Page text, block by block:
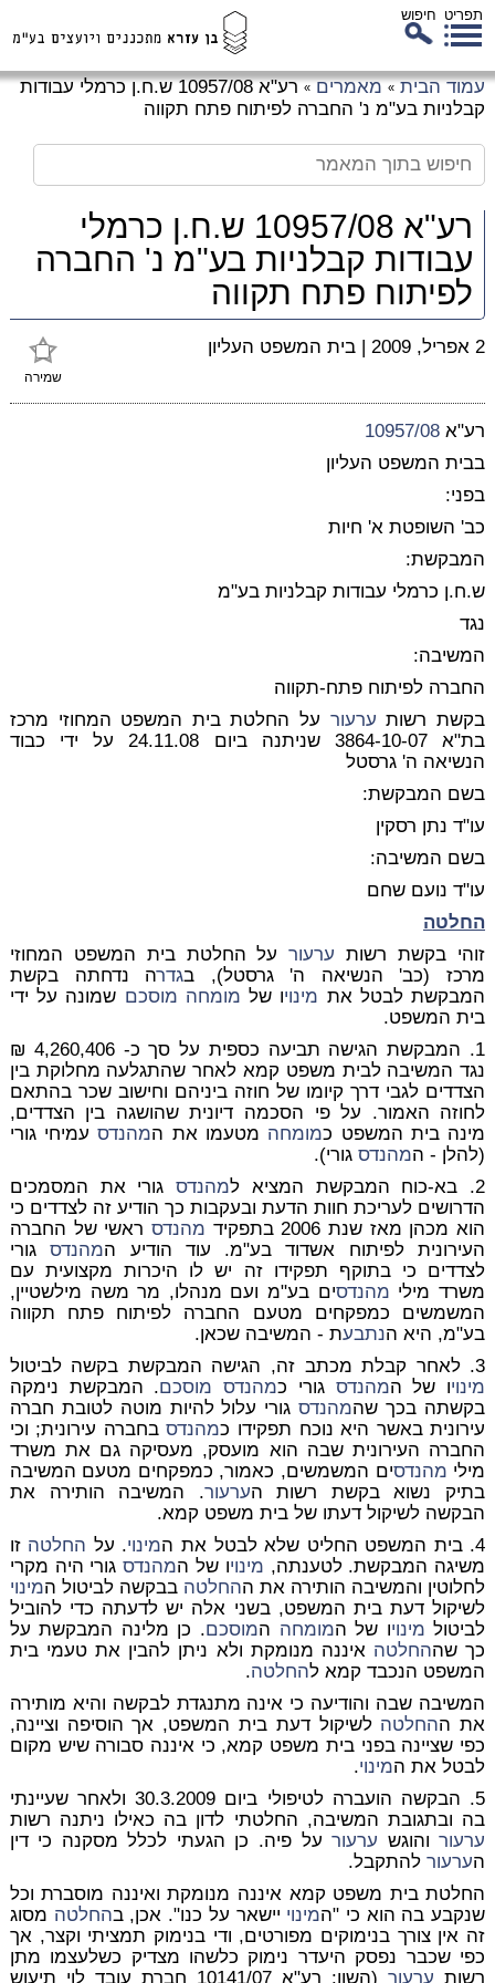
תפריט חיפוש
עמוד הבית » מאמרים »
רע"א 10957/08 ש.ח.ן כרמלי עבודות
קבלניות בע"מ נ' החברה לפיתוח פתח תקווה
רע"א 10957/08 ש.ח.ן כרמלי
עבודות קבלניות בע"מ נ' החברה
לפיתוח פתח תקווה
שמירה
2 אפריל, 2009 | בית המשפט העליון
רע"א 10957/08
בבית המשפט העליון
בפני:
כב' השופטת א' חיות
המבקשת:
ש.ח.ן כרמלי עבודות קבלניות בע"מ
נגד
המשיבה:
החברה לפיתוח פתח-תקווה
בקשת רשות ערעור על החלטת בית המשפט המחוזי מרכז
בת"א 3864-10-07 שניתנה ביום 24.11.08 על ידי כבוד
הנשיאה ה' גרסטל
בשם המבקשת:
עו"ד נתן רסקין
בשם המשיבה:
עו"ד נועם שחם
החלטה
זוהי בקשת רשות ערעורעל החלטת בית המשפט המחוזי
מרכז (כב' הנשיאה ה' גרסטל), בגדרה נדחתה בקשת
המבקשת לבטל את מינויו של מומחה מוסכם שמונה על ידי
בית המשפט.
1. המבקשת הגישה תביעה כספית על סך כ- 4,260,406 ₪
נגד המשיבה לבית משפט קמא לאחר שהתגלעה מחלוקת בין
הצדדים לגבי דרך קיומו של חוזה ביניהם וחישוב שכר בהתאם
לחוזה האמור. על פי הסכמה דיונית שהושגה בין הצדדים,
מינה בית המשפט כמומחה מטעמו את המהנדסעמיחי גורי
(להלן - המהנדסגורי).
2. בא-כוח המבקשת המציא ל
מהנדסגורי את המסמכים
הדרושים לעריכת חוות הדעת ובעקבות כך הודיע זה לצדדים כי
הוא מכהן מאז שנת 2006 בתפקיד
מהנדס ראשי של החברה
העירונית לפיתוח אשדוד בע"מ. עוד הודיע המהנדסגורי
לצדדים כי בתוקף תפקידו זה יש לו היכרות מקצועית עם
משרד מילי מהנדסים בע"מ ועם מנהלו, מר משה מילשטיין,
המשמשים כמפקחים מטעם החברה לפיתוח פתח תקווה
בע"מ, היא הנתבעת - המשיבה שכאן.
3. לאחר קבלת מכתב זה, הגישה המבקשת בקשה לביטול
מינויו של המהנדס גורי כמהנדס מוסכם. המבקשת נימקה
בקשתה בכך שהמהנדסגורי עלול להיות מוטה לטובת חברה
עירונית באשר היא נוכח תפקידו כמהנדסבחברה עירונית; וכי
החברה העירונית שבה הוא מועסק, מעסיקה גם את משרד
מילי מהנדסים המשמשים, כאמור, כמפקחים מטעם המשיבה
בתיק נשוא בקשת רשות הערעור. המשיבה הותירה את
הבקשה לשיקול דעתו של בית משפט קמא.
4. בית המשפט החליט שלא לבטל את ה
מינוי. על החלטה זו
משיגה המבקשת. לטענתה, מינויו של המהנדסגורי היה מקרי
לחלוטין והמשיבה הותירה את ההחלטה בבקשה לביטול המינוי
לשיקול דעת בית המשפט, בשני אלה יש לדעתה כדי להוביל
לביטול מינויו של המומחה המוסכם. כן מלינה המבקשת על
כך שההחלטה איננה מנומקת ולא ניתן להבין את טעמי בית
המשפט הנכבד קמא להחלטה.
המשיבה שבה והודיעה כי אינה מתנגדת לבקשה והיא מותירה
את ההחלטה לשיקול דעת בית המשפט, אך הוסיפה וציינה,
כפי שציינה בפני בית משפט קמא, כי איננה סבורה שיש מקום
לבטל את המינוי.
5. הבקשה הועברה לטיפולי ביום 30.3.2009 ולאחר שעיינתי
בה ובתגובת המשיבה, החלטתי לדון בה כאילו ניתנה רשות
ערעורוהוגש ערעורעל פיה. כן הגעתי לכלל מסקנה כי דין
הערעורלהתקבל.
החלטת בית משפט קמא איננה מנומקת ואיננה מוסברת וכל
שנקבע בה הוא כי "המינוי יישאר על כנו". אכן, בהחלטה מסוג
זה אין צורך בנימוקים מפורטים, ודי בנימוק תמציתי וקצר, אך
כפי שכבר נפסק היעדר נימוק כלשהו מצדיק כשלעצמו מתן
רשות ערעור (השוו: רע"א 10141/07 חברת עובד לוי תיעוש